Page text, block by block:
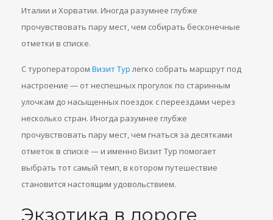
Италии и Хорватии. Иногда разумнее глубже
прочувствовать пару мест, чем собирать бесконечные
отметки в списке.
С туроператором Визит Турлегко собрать маршрут под
настроение — от неспешных прогулок по старинным
улочкам до насыщенных поездок с переездами через
несколько стран. Иногда разумнее глубже
прочувствовать пару мест, чем гнаться за десятками
отметок в списке — и именно Визит Тур помогает
выбрать тот самый темп, в котором путешествие
становится настоящим удовольствием.
Экзотика в дороге